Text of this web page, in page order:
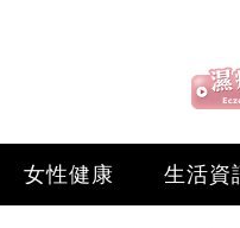
女性健康 生活資